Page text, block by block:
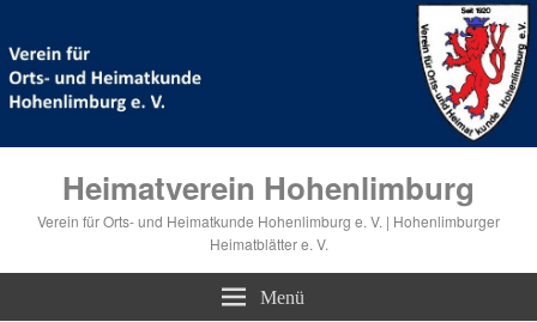
Heimatverein Hohenlimburg
Verein für Orts- und Heimatkunde Hohenlimburg e. V. | Hohenlimburger
Heimatblätter e. V.
Menü